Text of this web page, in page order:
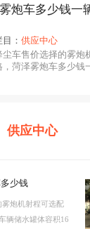
改装，具有喷
水量小、作业
是在行走底盘
控系统、专用
该车辆型号
远程遥控操作，广西
底盘，底盘型号
炮车多少钱一
目：供应中心
尘车售价选择的雾炮
，菏泽雾炮车多少钱
程遥控操作，菏泽雾
原厂底盘，底盘型号
供应中心
少钱
炮机射程可选配
辆储水罐体容积16